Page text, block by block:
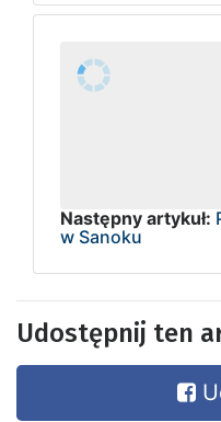
Następny artykuł:
w Sanoku
Udostępnij ten